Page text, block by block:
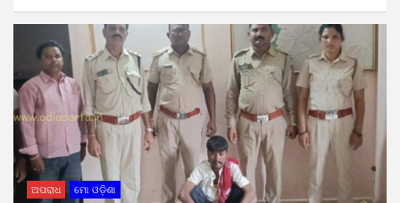
ଅପରାଧ ମୋ ଓଡ଼ିଶା